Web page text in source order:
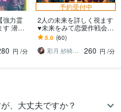
強力霊
潜在
解き
しま
円 /分
予約受付中
2人の未来を詳しく視ます
♥️未来をみて恋愛作戦会議
♥️ 5.0 (60)
彩月 紗綺奈（あやつき さきな）
260 円 /分
、大丈夫ですか？